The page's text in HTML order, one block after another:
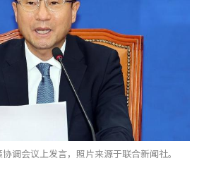
调会议上发言，照片来源于联合新闻社。